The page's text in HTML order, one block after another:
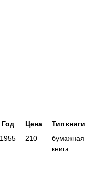
Год Цена
Тип книги
1955 210
бумажная
книга